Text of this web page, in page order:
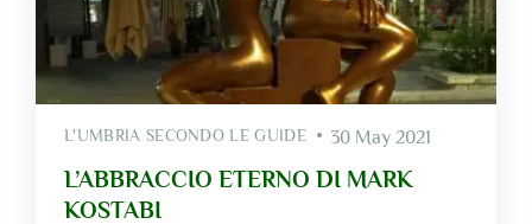
L'UMBRIA SECONDO LE GUIDE 30 May 2021
L’ABBRACCIO ETERNO DI MARK
KOSTABI